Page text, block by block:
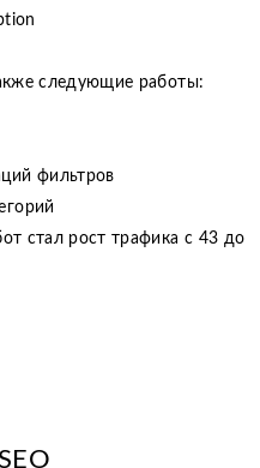
следующие работы:
фильтров
стал рост трафика с 43 до